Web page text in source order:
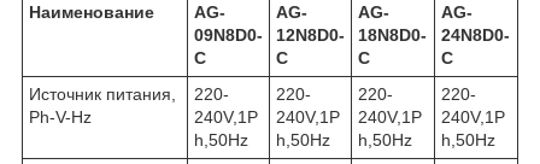
Наименование
AG-
09N8D0-
C
AG-
12N8D0-
C
AG-
18N8D0-
C
AG-
24N8D0-
C
Источник питания,
Ph-V-Hz
220-
240V,1P
h,50Hz
220-
240V,1P
h,50Hz
220-
240V,1P
h,50Hz
220-
240V,1P
h,50Hz